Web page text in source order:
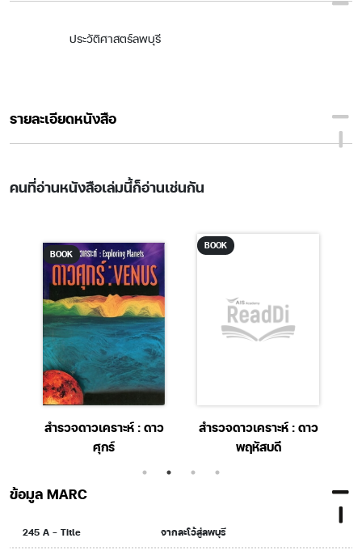
ประวัติศาสตร์ลพบุรี
รายละเอียดหนังสือ
คนที่อ่านหนังสือเล่มนี้ก็อ่านเช่นกัน
BOOK
สำรวจดาวเคราะห์ : ดาว
ศุกร์
BOOK
สำรวจดาวเคราะห์ : ดาว
พฤหัสบดี
ข้อมูล MARC
245 A - Title จากละโว้สู่ลพบุรี